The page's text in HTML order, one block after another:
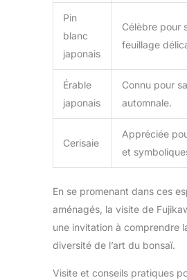
Pin
blanc
japonais
Célèbre pour
feuillage
Érable
japonais
Connu pour
automnale.
Cerisaie
Appréciée
et
En se promenant dans ces
aménagés, la visite de
une invitation à comprendre
diversité de l’art du bonsaï.
Visite et conseils pratiques